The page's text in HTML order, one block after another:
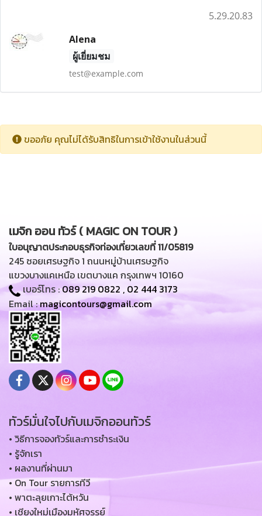
5.29.20.83
Alena
ผู้เยี่ยมชม
test@example.com
ขออภัย คุณไม่ได้รับสิทธิในการเข้าใช้งานในส่วนนี้
เมจิก ออน ทัวร์ ( MAGIC ON TOUR )
ใบอนุญาตประกอบธุรกิจท่องเที่ยวเลขที่ 11/05819
245 ซอยเศรษฐกิจ 1 ถนนหมู่บ้านเศรษฐกิจ
แขวงบางแคเหนือ เขตบางแค กรุงเทพฯ 10160
เบอร์โทร :089 219 0822 , 02 444 3173
Email :magicontours@gmail.com
ทัวร์มั่นใจไปกับเมจิกออนทัวร์
• วิธีการจองทัวร์และการชำระเงิน
• รู้จักเรา
• ผลงานที่ผ่านมา
• On Tour รายการทีวี
• พาตะลุยเกาะไต้หวัน
• เชียงใหม่เมืองมหัศจรรย์